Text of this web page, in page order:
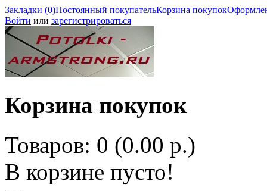
Закладки (0)Постоянный покупательКорзина покупок
Войти или зарегистрироваться
Корзина покупок
Товаров: 0 (0.00 р.)
В корзине пусто!